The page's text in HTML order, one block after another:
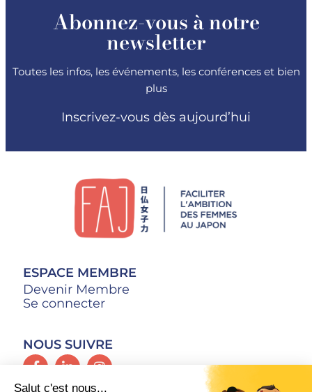
Abonnez-vous à notre
newsletter
Toutes les infos, les événements, les conférences et bien
plus
Inscrivez-vous dès aujourd’hui
ESPACE MEMBRE
Devenir Membre
Se connecter
NOUS SUIVRE